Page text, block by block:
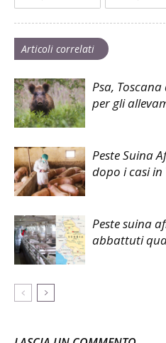
Articoli correlati
Psa,
per gli
Peste Suina
dopo i casi in
Peste suina
abbattuti